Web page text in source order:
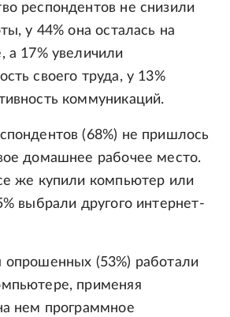
респондентов не снизили
у 44% она осталась на
а 17% увеличили
своего труда, у 13%
коммуникаций.
(68%) не пришлось
домашнее рабочее место.
же купили компьютер или
выбрали другого интернет-
опрошенных (53%) работали
применяя
нем программное